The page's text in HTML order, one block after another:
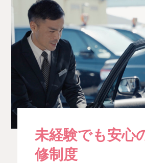
未経験でも安心
修制度